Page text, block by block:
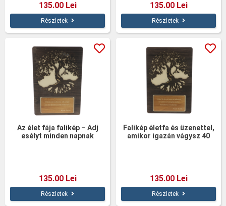
135.00 Lei
Részletek
135.00 Lei
Részletek
Az élet fája falikép – Adj
esélyt minden napnak
135.00 Lei
Részletek
Falikép életfa és üzenettel,
amikor igazán vágysz 40
135.00 Lei
Részletek